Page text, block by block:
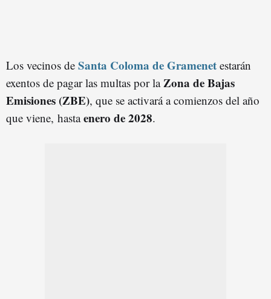
Los vecinos de Santa Coloma de Gramenet estarán
exentos de pagar las multas por laZona de Bajas
Emisiones (ZBE), que se activará a comienzos del año
que viene, hastaenero de 2028.